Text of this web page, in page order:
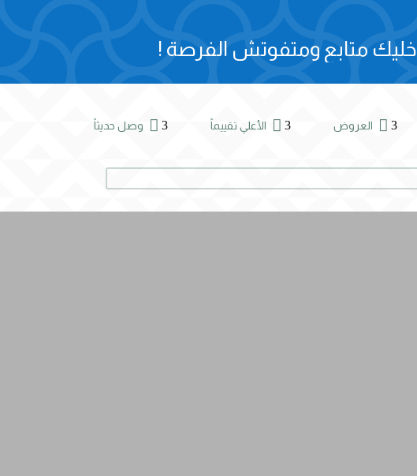
خليك متابع ومتفوتش الفرصة !
3
 العروض 3
 الأعلي تقييماً 3
 وصل حديثاً